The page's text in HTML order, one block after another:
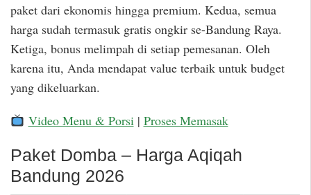
paket dari ekonomis hingga premium. Kedua, semua
harga sudah termasuk gratis ongkir se-Bandung Raya.
Ketiga, bonus melimpah di setiap pemesanan. Oleh
karena itu, Anda mendapat value terbaik untuk budget
yang dikeluarkan.
Video Menu & Porsi| Proses Memasak
Paket Domba – Harga Aqiqah
Bandung 2026